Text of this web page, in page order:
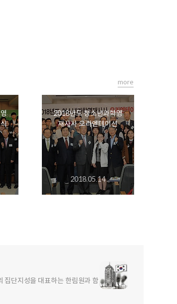
2018년도 청소년과학영
재사사 오리엔테이션
2018.05.14
more
집단지성을 대표하는 한림원과 함